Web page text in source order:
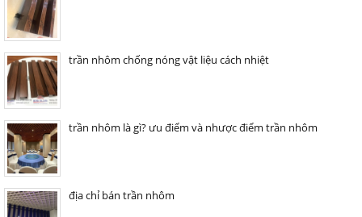
trần nhôm chống nóng vật liệu cách nhiệt
trần nhôm là gì? ưu điểm và nhược điểm trần nhôm
địa chỉ bán trần nhôm